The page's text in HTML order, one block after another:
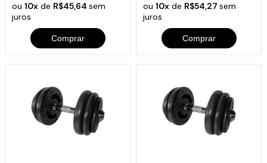
ou10x de R$45,64sem
juros
Comprar
ou 10xde R$54,27 sem
juros
Comprar